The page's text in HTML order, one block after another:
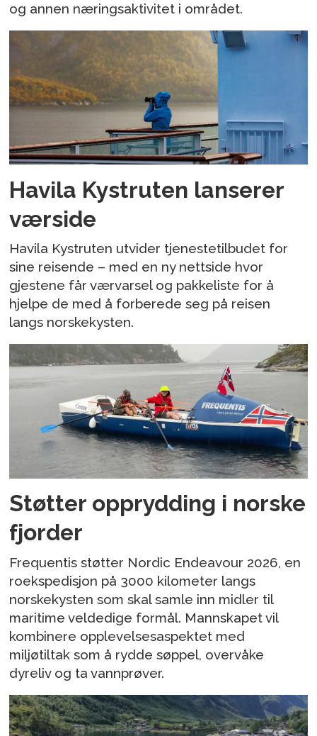
og annen næringsaktivitet i området.
Havila Kystruten lanserer
værside
Havila Kystruten utvider tjenestetilbudet for
sine reisende – med en ny nettside hvor
gjestene får værvarsel og pakkeliste for å
hjelpe de med å forberede seg på reisen
langs norskekysten.
Støtter opprydding i norske
fjorder
Frequentis støtter Nordic Endeavour 2026, en
roekspedisjon på 3000 kilometer langs
norskekysten som skal samle inn midler til
maritime veldedige formål. Mannskapet vil
kombinere opplevelsesaspektet med
miljøtiltak som å rydde søppel, overvåke
dyreliv og ta vannprøver.